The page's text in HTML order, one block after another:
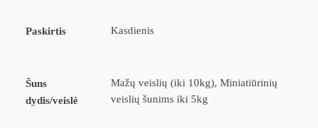
Paskirtis Kasdienis
Šuns
dydis/veislė
Mažų veislių (iki 10kg), Miniatiūrinių
veislių šunims iki 5kg